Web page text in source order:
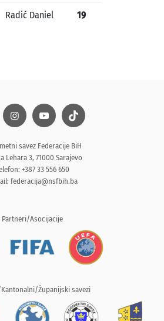
Radić Daniel 19
savez Federacije BiH
Lehara 3, 71000 Sarajevo
+387 33 556 650
federacija@nsfbih.ba
Partneri/Asocijacije
Županijski savezi